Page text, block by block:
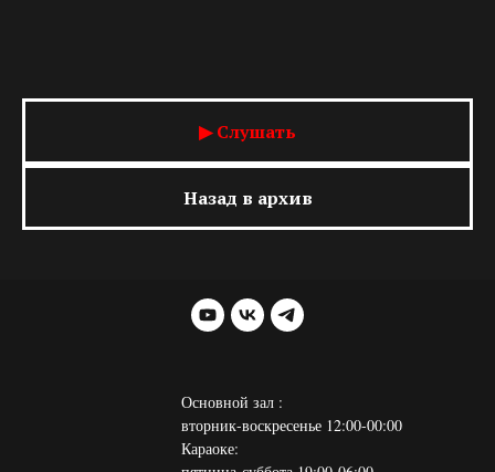
▶ Слушать
Назад в архив
Основной зал :
вторник-воскресенье 12:00-00:00
Караоке: